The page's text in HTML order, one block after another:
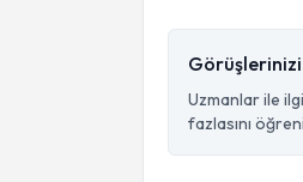
Uzmanlar ile
fazlasını